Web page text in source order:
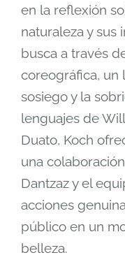
en la reflexión
naturaleza y sus
busca a través
coreográfica, un
sosiego y la
lenguajes de
Duato, Koch
una
Dantzaz y el
acciones
público en un
belleza.